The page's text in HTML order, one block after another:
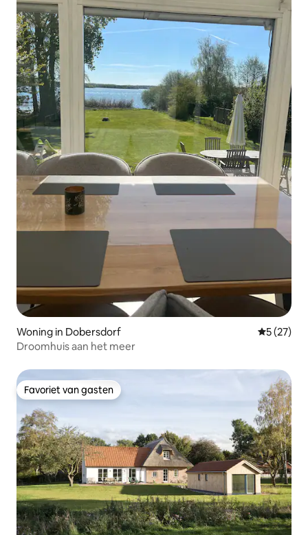
Woning in Dobersdorf
5 (27)
Droomhuis aan het meer
Favoriet van gasten
Favoriet van gasten